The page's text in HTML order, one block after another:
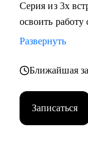
Серия из 3х
освоить
Развернуть
Ближайшая
Записаться